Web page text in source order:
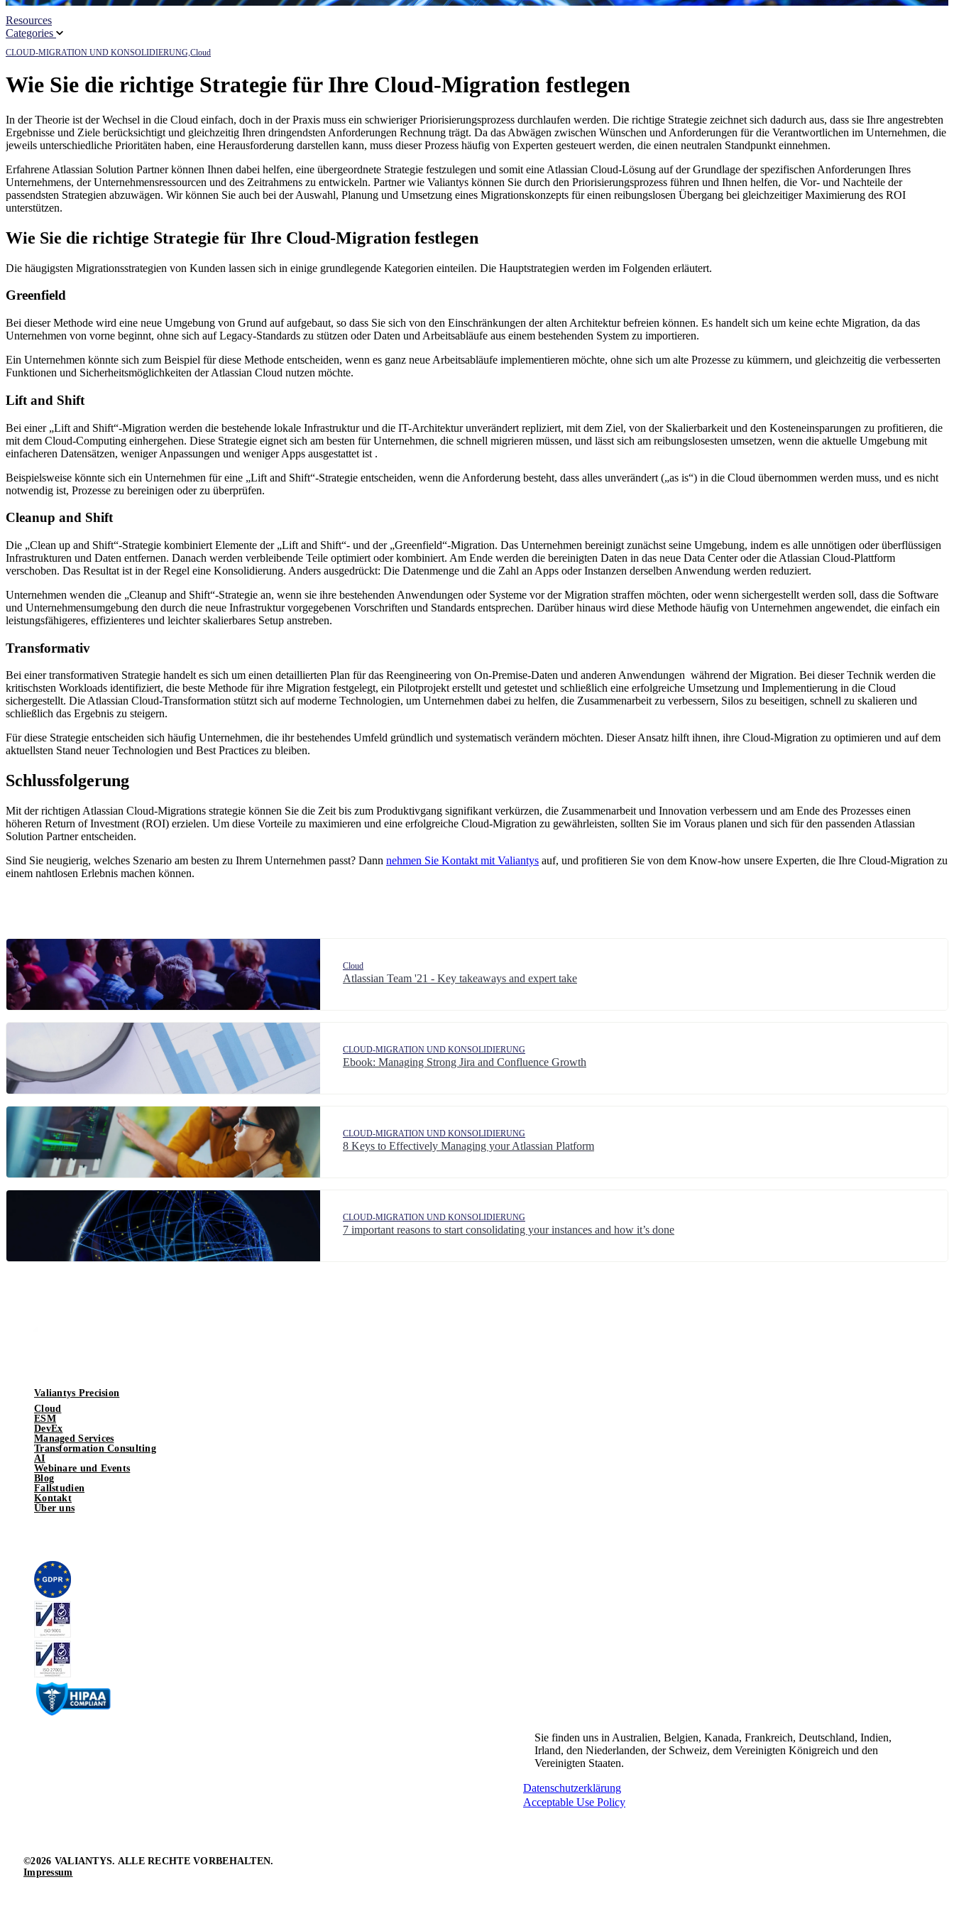
Resources
Categories
CLOUD-MIGRATION UND KONSOLIDIERUNG,Cloud
Wie Sie die richtige Strategie für Ihre Cloud-Migration festlegen
In der Theorie ist der Wechsel in die Cloud einfach, doch in der Praxis muss ein schwieriger Priorisierungsprozess durchlaufen werden. Die richtige Strategie zeichnet sich dadurch aus, dass sie Ihre angestrebten
Ergebnisse und Ziele berücksichtigt und gleichzeitig Ihren dringendsten Anforderungen Rechnung trägt. Da das Abwägen zwischen Wünschen und Anforderungen für die Verantwortlichen im Unternehmen, die
jeweils unterschiedliche Prioritäten haben, eine Herausforderung darstellen kann, muss dieser Prozess häufig von Experten gesteuert werden, die einen neutralen Standpunkt einnehmen.
Erfahrene Atlassian Solution Partner können Ihnen dabei helfen, eine übergeordnete Strategie festzulegen und somit eine Atlassian Cloud-Lösung auf der Grundlage der spezifischen Anforderungen Ihres
Unternehmens, der Unternehmensressourcen und des Zeitrahmens zu entwickeln. Partner wie Valiantys können Sie durch den Priorisierungsprozess führen und Ihnen helfen, die Vor- und Nachteile der
passendsten Strategien abzuwägen. Wir können Sie auch bei der Auswahl, Planung und Umsetzung eines Migrationskonzepts für einen reibungslosen Übergang bei gleichzeitiger Maximierung des ROI
unterstützen.
Wie Sie die richtige Strategie für Ihre Cloud-Migration festlegen
Die häugigsten Migrationsstrategien von Kunden lassen sich in einige grundlegende Kategorien einteilen. Die Hauptstrategien werden im Folgenden erläutert.
Greenfield
Bei dieser Methode wird eine neue Umgebung von Grund auf aufgebaut, so dass Sie sich von den Einschränkungen der alten Architektur befreien können. Es handelt sich um keine echte Migration, da das
Unternehmen von vorne beginnt, ohne sich auf Legacy-Standards zu stützen oder Daten und Arbeitsabläufe aus einem bestehenden System zu importieren.
Ein Unternehmen könnte sich zum Beispiel für diese Methode entscheiden, wenn es ganz neue Arbeitsabläufe implementieren möchte, ohne sich um alte Prozesse zu kümmern, und gleichzeitig die verbesserten
Funktionen und Sicherheitsmöglichkeiten der Atlassian Cloud nutzen möchte.
Lift and Shift
Bei einer „Lift and Shift“-Migration werden die bestehende lokale Infrastruktur und die IT-Architektur unverändert repliziert, mit dem Ziel, von der Skalierbarkeit und den Kosteneinsparungen zu profitieren, die
mit dem Cloud-Computing einhergehen. Diese Strategie eignet sich am besten für Unternehmen, die schnell migrieren müssen, und lässt sich am reibungslosesten umsetzen, wenn die aktuelle Umgebung mit
einfacheren Datensätzen, weniger Anpassungen und weniger Apps ausgestattet ist .
Beispielsweise könnte sich ein Unternehmen für eine „Lift and Shift“-Strategie entscheiden, wenn die Anforderung besteht, dass alles unverändert („as is“) in die Cloud übernommen werden muss, und es nicht
notwendig ist, Prozesse zu bereinigen oder zu überprüfen.
Cleanup and Shift
Die „Clean up and Shift“-Strategie kombiniert Elemente der „Lift and Shift“- und der „Greenfield“-Migration. Das Unternehmen bereinigt zunächst seine Umgebung, indem es alle unnötigen oder überflüssigen
Infrastrukturen und Daten entfernen. Danach werden verbleibende Teile optimiert oder kombiniert. Am Ende werden die bereinigten Daten in das neue Data Center oder die Atlassian Cloud-Plattform
verschoben. Das Resultat ist in der Regel eine Konsolidierung. Anders ausgedrückt: Die Datenmenge und die Zahl an Apps oder Instanzen derselben Anwendung werden reduziert.
Unternehmen wenden die „Cleanup and Shift“-Strategie an, wenn sie ihre bestehenden Anwendungen oder Systeme vor der Migration straffen möchten, oder wenn sichergestellt werden soll, dass die Software
und Unternehmensumgebung den durch die neue Infrastruktur vorgegebenen Vorschriften und Standards entsprechen. Darüber hinaus wird diese Methode häufig von Unternehmen angewendet, die einfach ein
leistungsfähigeres, effizienteres und leichter skalierbares Setup anstreben.
Transformativ
Bei einer transformativen Strategie handelt es sich um einen detaillierten Plan für das Reengineering von On-Premise-Daten und anderen Anwendungen während der Migration. Bei dieser Technik werden die
kritischsten Workloads identifiziert, die beste Methode für ihre Migration festgelegt, ein Pilotprojekt erstellt und getestet und schließlich eine erfolgreiche Umsetzung und Implementierung in die Cloud
sichergestellt. Die Atlassian Cloud-Transformation stützt sich auf moderne Technologien, um Unternehmen dabei zu helfen, die Zusammenarbeit zu verbessern, Silos zu beseitigen, schnell zu skalieren und
schließlich das Ergebnis zu steigern.
Für diese Strategie entscheiden sich häufig Unternehmen, die ihr bestehendes Umfeld gründlich und systematisch verändern möchten. Dieser Ansatz hilft ihnen, ihre Cloud-Migration zu optimieren und auf dem
aktuellsten Stand neuer Technologien und Best Practices zu bleiben.
Schlussfolgerung
Mit der richtigen Atlassian Cloud-Migrations strategie können Sie die Zeit bis zum Produktivgang signifikant verkürzen, die Zusammenarbeit und Innovation verbessern und am Ende des Prozesses einen
höheren Return of Investment (ROI) erzielen. Um diese Vorteile zu maximieren und eine erfolgreiche Cloud-Migration zu gewährleisten, sollten Sie im Voraus planen und sich für den passenden Atlassian
Solution Partner entscheiden.
Sind Sie neugierig, welches Szenario am besten zu Ihrem Unternehmen passt? Dann nehmen Sie Kontakt mit Valiantys auf, und profitieren Sie von dem Know-how unsere Experten, die Ihre Cloud-Migration zu
einem nahtlosen Erlebnis machen können.
Cloud
Atlassian Team '21 - Key takeaways and expert take
CLOUD-MIGRATION UND KONSOLIDIERUNG
Ebook: Managing Strong Jira and Confluence Growth
CLOUD-MIGRATION UND KONSOLIDIERUNG
8 Keys to Effectively Managing your Atlassian Platform
CLOUD-MIGRATION UND KONSOLIDIERUNG
7 important reasons to start consolidating your instances and how it’s done
Valiantys Precision
Cloud
ESM
DevEx
Managed Services
Transformation Consulting
AI
Webinare und Events
Blog
Fallstudien
Kontakt
Über uns
Sie finden uns in Australien, Belgien, Kanada, Frankreich, Deutschland, Indien,
Irland, den Niederlanden, der Schweiz, dem Vereinigten Königreich und den
Vereinigten Staaten.
Datenschutzerklärung
Acceptable Use Policy
©2026 VALIANTYS. ALLE RECHTE VORBEHALTEN.
Impressum